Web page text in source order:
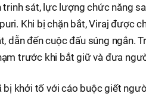
trinh sát, lực lượng chức năng
Khi bị chặn bắt, Viraj được
dẫn đến cuộc đấu súng ngắn.
trước khi bắt giữ và đưa
bị khởi tố với cáo buộc giết